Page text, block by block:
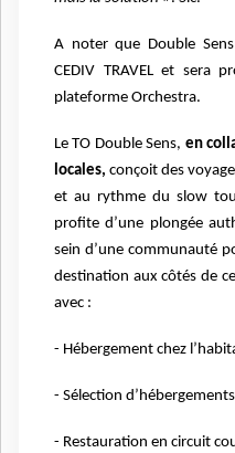
A noter que Double
CEDIV TRAVEL et sera
plateforme Orchestra.
Le TO Double Sens, en
locales,conçoit des
et au rythme du slow
profite d’une plongée
sein d’une communauté
destination aux côtés de
avec :
- Hébergement chez
- Sélection
- Restauration en circuit